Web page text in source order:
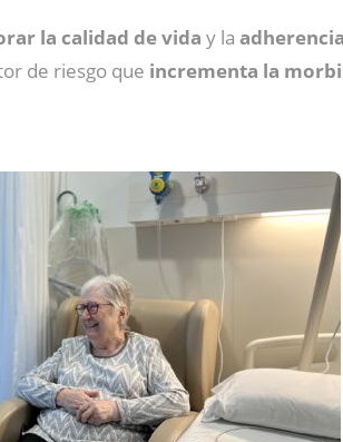
la calidad de vida y la
de riesgo que incrementa la